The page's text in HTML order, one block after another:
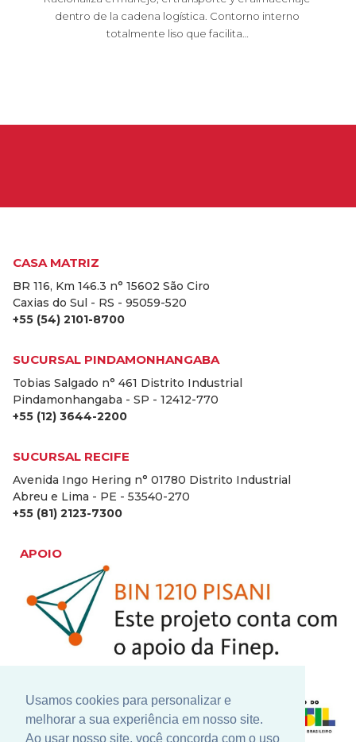
Usamos cookies para personalizar e
melhorar a sua experiência em nosso site.
Ao usar nosso site, você concorda com o uso
dentro de la cadena logística. Contorno interno
totalmente liso que facilita…
CASA MATRIZ
BR 116, Km 146.3 n° 15602 São Ciro
Caxias do Sul - RS - 95059-520
+55 (54) 2101-8700
SUCURSAL PINDAMONHANGABA
Tobias Salgado n° 461 Distrito Industrial
Pindamonhangaba - SP - 12412-770
+55 (12) 3644-2200
SUCURSAL RECIFE
Avenida Ingo Hering n° 01780 Distrito Industrial
Abreu e Lima - PE - 53540-270
+55 (81) 2123-7300
APOIO